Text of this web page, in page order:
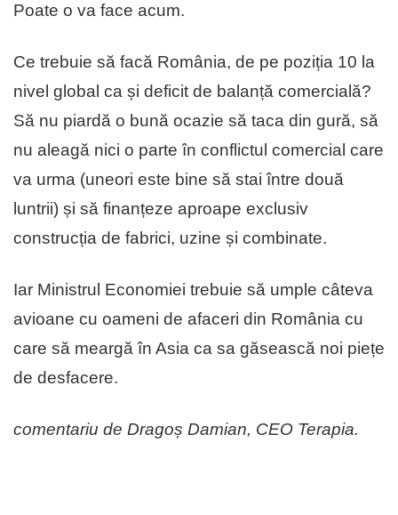
Poate o va face acum.
Ce trebuie să facă România, de pe poziția 10 la
nivel global ca și deficit de balanță comercială?
Să nu piardă o bună ocazie să taca din gură, să
nu aleagă nici o parte în conflictul comercial care
va urma (uneori este bine să stai între două
luntrii) și să finanțeze aproape exclusiv
construcția de fabrici, uzine și combinate.
Iar Ministrul Economiei trebuie să umple câteva
avioane cu oameni de afaceri din România cu
care să meargă în Asia ca sa găsească noi piețe
de desfacere.
comentariu de Dragoș Damian, CEO Terapia.